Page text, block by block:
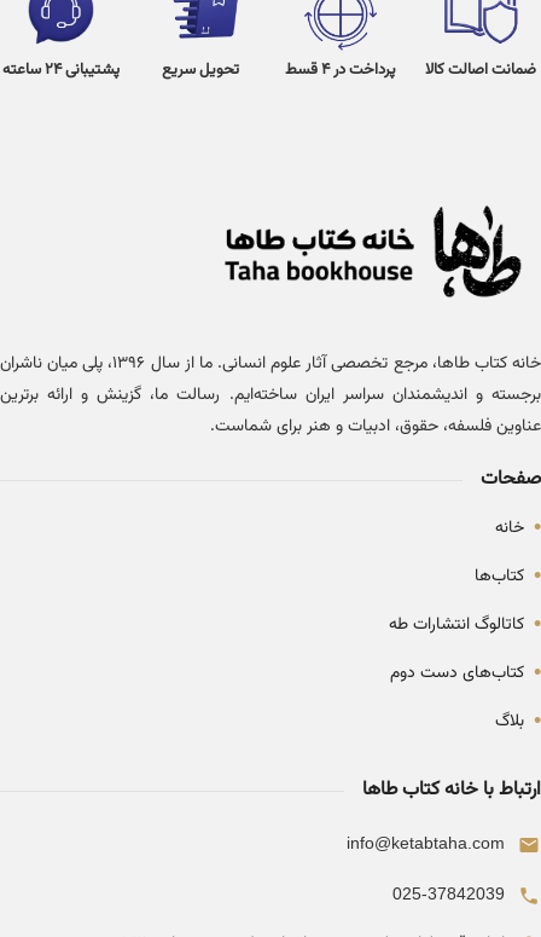
ضمانت اصالت کالا پرداخت در 4 قسط تحویل سریع پشتیبانی 24 ساعته
خانه کتاب طاها، مرجع تخصصی آثار علوم انسانی. ما از سال ۱۳۹۶، پلی میان ناشران
برجسته و اندیشمندان سراسر ایران ساخته‌ایم. رسالت ما، گزینش و ارائه برترین
عناوین فلسفه، حقوق، ادبیات و هنر برای شماست.
صفحات
• خانه
• کتاب‌ها
• کاتالوگ انتشارات طه
• کتاب‌های دست دوم
• بلاگ
ارتباط با خانه کتاب طاها
info@ketabtaha.com
025-37842039